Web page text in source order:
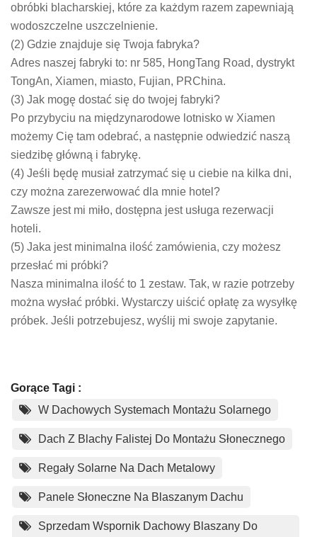
obróbki blacharskiej, które za każdym razem zapewniają
wodoszczelne uszczelnienie.
(2) Gdzie znajduje się Twoja fabryka?
Adres naszej fabryki to: nr 585, HongTang Road, dystrykt
TongAn, Xiamen, miasto, Fujian, PRChina.
(3) Jak mogę dostać się do twojej fabryki?
Po przybyciu na międzynarodowe lotnisko w Xiamen
możemy Cię tam odebrać, a następnie odwiedzić naszą
siedzibę główną i fabrykę.
(4) Jeśli będę musiał zatrzymać się u ciebie na kilka dni,
czy można zarezerwować dla mnie hotel?
Zawsze jest mi miło, dostępna jest usługa rezerwacji
hoteli.
(5) Jaka jest minimalna ilość zamówienia, czy możesz
przesłać mi próbki?
Nasza minimalna ilość to 1 zestaw. Tak, w razie potrzeby
można wysłać próbki. Wystarczy uiścić opłatę za wysyłkę
próbek. Jeśli potrzebujesz, wyślij mi swoje zapytanie.
Gorące Tagi :
W Dachowych Systemach Montażu Solarnego
Dach Z Blachy Falistej Do Montażu Słonecznego
Regały Solarne Na Dach Metalowy
Panele Słoneczne Na Blaszanym Dachu
Sprzedam Wspornik Dachowy Blaszany Do